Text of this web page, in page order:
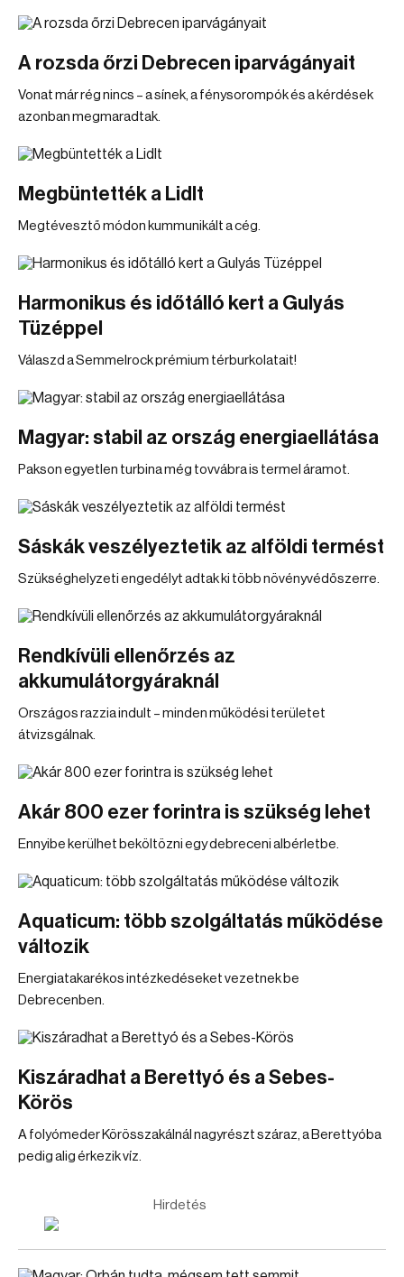
A rozsda őrzi Debrecen iparvágányait
Vonat már rég nincs – a sínek, a fénysorompók és a kérdések
azonban megmaradtak.
Megbüntették a Lidlt
Megtévesztő módon kummunikált a cég.
Harmonikus és időtálló kert a Gulyás
Tüzéppel
Válaszd a Semmelrock prémium térburkolatait!
Magyar: stabil az ország energiaellátása
Pakson egyetlen turbina még tovvábra is termel áramot.
Sáskák veszélyeztetik az alföldi termést
Szükséghelyzeti engedélyt adtak ki több növényvédőszerre.
Rendkívüli ellenőrzés az
akkumulátorgyáraknál
Országos razzia indult – minden működési területet
átvizsgálnak.
Akár 800 ezer forintra is szükség lehet
Ennyibe kerülhet beköltözni egy debreceni albérletbe.
Aquaticum: több szolgáltatás működése
változik
Energiatakarékos intézkedéseket vezetnek be
Debrecenben.
Kiszáradhat a Berettyó és a Sebes-
Körös
A folyómeder Körösszakálnál nagyrészt száraz, a Berettyóba
pedig alig érkezik víz.
Hirdetés